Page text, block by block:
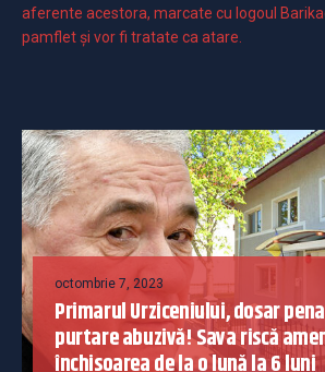
aferente acestora, marcate cu logoul
pamflet și vor fi tratate ca atare.
octombrie 7, 2023
Primarul Urziceniului, dosar
purtare abuzivă! Sava riscă
închisoarea de la o lună la 6 luni